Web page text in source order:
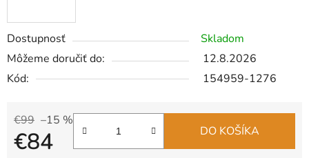
Dostupnosť
Skladom
Môžeme doručiť do:
12.8.2026
Kód:
154959-1276
€99 –15 %
€84 DO KOŠÍKA